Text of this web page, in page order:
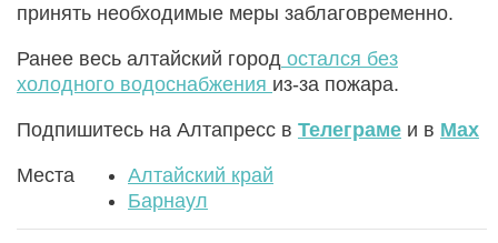
принять необходимые меры заблаговременно.
Ранее весь алтайский город остался без
холодного водоснабжения из-за пожара.
Подпишитесь на Алтапресс в Телеграме и в Max
Места
Алтайский край
Барнаул